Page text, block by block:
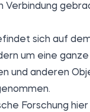
Verbindung
sich auf
um eine
und anderen
Forschung